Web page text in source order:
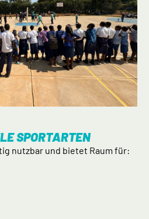
SPORTARTEN
nutzbar und bietet Raum für: